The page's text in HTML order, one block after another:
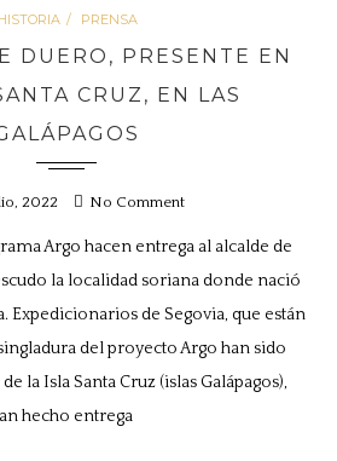
PRENSA
DUERO, PRESENTE EN
CRUZ, EN LAS
2022 No Comment
Argo hacen entrega al alcalde de
la localidad soriana donde nació
Expedicionarios de Segovia, que están
del proyecto Argo han sido
la Isla Santa Cruz (islas Galápagos),
hecho entrega